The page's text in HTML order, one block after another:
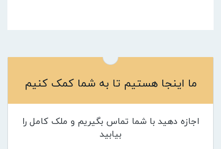
ما اینجا هستیم تا به شما کمک کنیم
اجازه دهید با شما تماس بگیریم و ملک کامل را
بیابید